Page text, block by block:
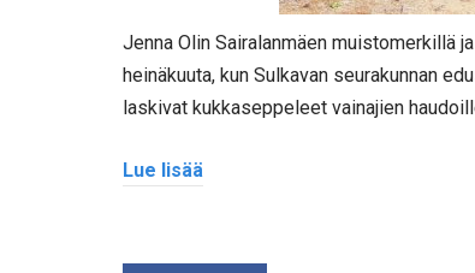
Jenna Olin Sairalanmäen muistomerkillä
heinäkuuta, kun Sulkavan seurakunnan
laskivat kukkaseppeleet vainajien
Lue lisää